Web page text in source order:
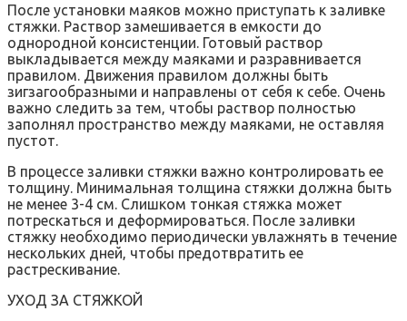
После установки маяков можно приступать к заливке
стяжки. Раствор замешивается в емкости до
однородной консистенции. Готовый раствор
выкладывается между маяками и разравнивается
правилом. Движения правилом должны быть
зигзагообразными и направлены от себя к себе. Очень
важно следить за тем‚ чтобы раствор полностью
заполнял пространство между маяками‚ не оставляя
пустот.
В процессе заливки стяжки важно контролировать ее
толщину. Минимальная толщина стяжки должна быть
не менее 3-4 см. Слишком тонкая стяжка может
потрескаться и деформироваться. После заливки
стяжку необходимо периодически увлажнять в течение
нескольких дней‚ чтобы предотвратить ее
растрескивание.
УХОД ЗА СТЯЖКОЙ